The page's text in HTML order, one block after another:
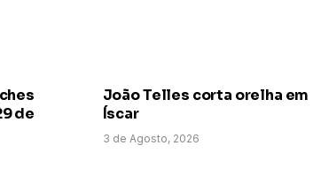
de
João Telles corta orelha em
Íscar
3 de Agosto, 2026